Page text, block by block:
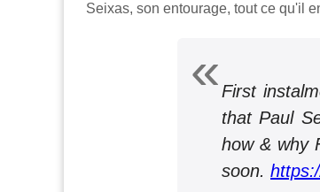
Seixas, son entourage, tout ce qu'il
First
that Paul
how & why
soon.